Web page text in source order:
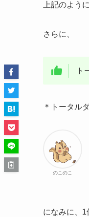
上記のよう
さらに、
ト
＊トータル
のこのこ
になみに、1